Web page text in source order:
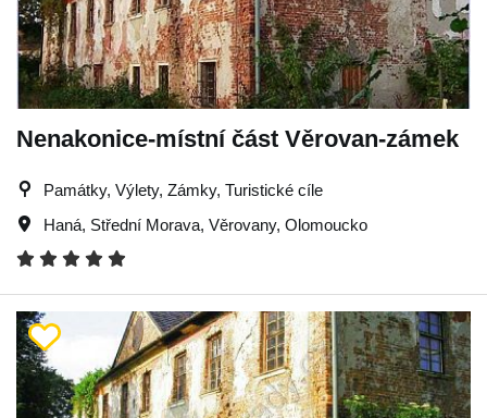
Nenakonice-místní část Věrovan-zámek
Památky, Výlety, Zámky, Turistické cíle
Haná, Střední Morava, Věrovany, Olomoucko